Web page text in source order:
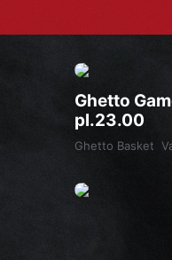
Ghetto
pl.23.00
Ghetto Basket